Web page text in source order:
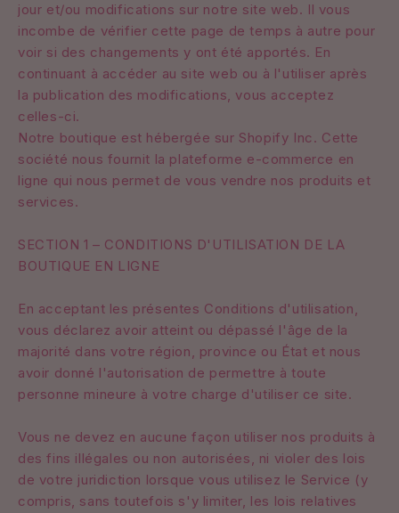
jour et/ou modifications sur notre site web. Il vous
incombe de vérifier cette page de temps à autre pour
voir si des changements y ont été apportés. En
continuant à accéder au site web ou à l'utiliser après
la publication des modifications, vous acceptez
celles-ci.
Notre boutique est hébergée sur Shopify Inc. Cette
société nous fournit la plateforme e-commerce en
ligne qui nous permet de vous vendre nos produits et
services.
SECTION 1 – CONDITIONS D'UTILISATION DE LA
BOUTIQUE EN LIGNE
En acceptant les présentes Conditions d'utilisation,
vous déclarez avoir atteint ou dépassé l'âge de la
majorité dans votre région, province ou État et nous
avoir donné l'autorisation de permettre à toute
personne mineure à votre charge d'utiliser ce site.
Vous ne devez en aucune façon utiliser nos produits à
des fins illégales ou non autorisées, ni violer des lois
de votre juridiction lorsque vous utilisez le Service (y
compris, sans toutefois s'y limiter, les lois relatives